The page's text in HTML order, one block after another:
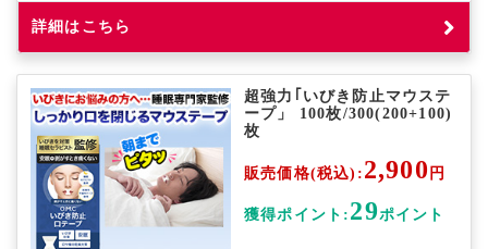
詳細はこちら
超強力｢いびき防止マウステ
ープ」 100枚/300(200+100)
枚
販売価格(税込): 2,900 円
獲得ポイント: 29ポイント